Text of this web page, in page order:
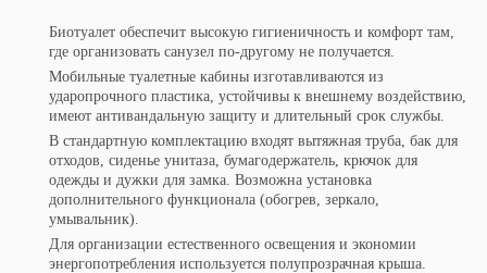
Биотуалет обеспечит высокую гигиеничность и комфорт там,
где организовать санузел по-другому не получается.
Мобильные туалетные кабины изготавливаются из
ударопрочного пластика, устойчивы к внешнему воздействию,
имеют антивандальную защиту и длительный срок службы.
В стандартную комплектацию входят вытяжная труба, бак для
отходов, сиденье унитаза, бумагодержатель, крючок для
одежды и дужки для замка. Возможна установка
дополнительного функционала (обогрев, зеркало,
умывальник).
Для организации естественного освещения и экономии
энергопотребления используется полупрозрачная крыша.